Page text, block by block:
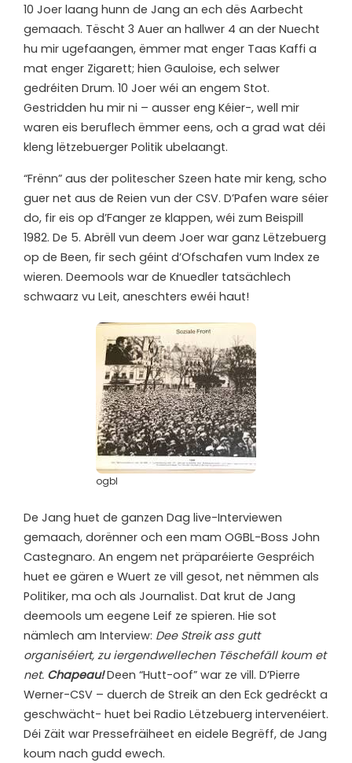
10 Joer laang hunn de Jang an ech dës Aarbecht
gemaach. Tëscht 3 Auer an hallwer 4 an der Nuecht
hu mir ugefaangen, ëmmer mat enger Taas Kaffi a
mat enger Zigarett; hien Gauloise, ech selwer
gedréiten Drum. 10 Joer wéi an engem Stot.
Gestridden hu mir ni – ausser eng Kéier-, well mir
waren eis beruflech ëmmer eens, och a grad wat déi
kleng lëtzebuerger Politik ubelaangt.
“Frënn” aus der politescher Szeen hate mir keng, scho
guer net aus de Reien vun der CSV. D’Pafen ware séier
do, fir eis op d’Fanger ze klappen, wéi zum Beispill
1982. De 5. Abrëll vun deem Joer war ganz Lëtzebuerg
op de Been, fir sech géint d’Ofschafen vum Index ze
wieren. Deemools war de Knuedler tatsächlech
schwaarz vu Leit, aneschters ewéi haut!
ogbl
De Jang huet de ganzen Dag live-Interviewen
gemaach, dorënner och een mam OGBL-Boss John
Castegnaro. An engem net präparéierte Gespréich
huet ee gären e Wuert ze vill gesot, net nëmmen als
Politiker, ma och als Journalist. Dat krut de Jang
deemools um eegene Leif ze spieren. Hie sot
nämlech am Interview: Dee Streik ass gutt
organiséiert, zu iergendwellechen Tëschefäll koum et
net. Chapeau! Deen “Hutt-oof” war ze vill. D’Pierre
Werner-CSV – duerch de Streik an den Eck gedréckt a
geschwächt- huet bei Radio Lëtzebuerg intervenéiert.
Déi Zäit war Pressefräiheet en eidele Begrëff, de Jang
koum nach gudd ewech.